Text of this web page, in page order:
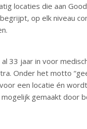
locaties die aan
op elk niveau
33 jaar in voor
Onder het motto
een locatie én
gemaakt door